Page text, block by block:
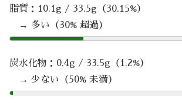
脂質：10.1g / 33.5g（30.15%）
→ 多い（30% 超過）
炭水化物：0.4g / 33.5g（1.2%）
→ 少ない（50% 未満）